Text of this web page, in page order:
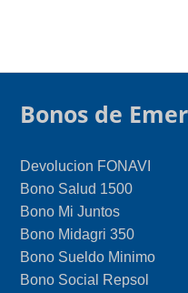
Bonos de
Devolucion FONAVI
Bono Salud 1500
Bono Mi Juntos
Bono Midagri 350
Bono Sueldo Minimo
Bono Social Repsol